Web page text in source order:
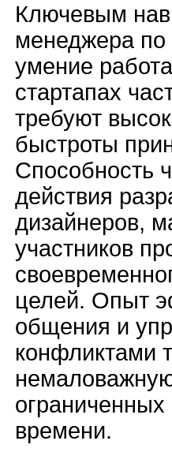
Ключевым
менеджера по
умение
стартапах
требуют
быстроты
Способность
действия
дизайнеров,
участников
целей. Опыт
общения и
конфликтами
времени.